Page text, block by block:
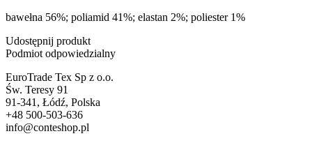
bawełna 56%; poliamid 41%; elastan 2%; poliester 1%
Udostępnij produkt
Podmiot odpowiedzialny
EuroTrade Tex Sp z o.o.
Św. Teresy 91
91-341, Łódź, Polska
+48 500-503-636
info@conteshop.pl